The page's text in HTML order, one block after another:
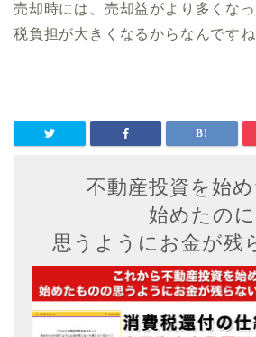
売却時には、売却益がより多くなっ
税負担が大きくなるからなんですね
不動産投資を始
始めたのに
思うようにお金が残